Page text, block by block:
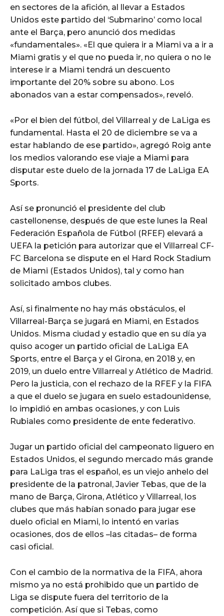
en sectores de la afición, al llevar a Estados
Unidos este partido del ‘Submarino’ como local
ante el Barça, pero anunció dos medidas
«fundamentales». «El que quiera ir a Miami va a ir a
Miami gratis y el que no pueda ir, no quiera o no le
interese ir a Miami tendrá un descuento
importante del 20% sobre su abono. Los
abonados van a estar compensados», reveló.
«Por el bien del fútbol, del Villarreal y de LaLiga es
fundamental. Hasta el 20 de diciembre se va a
estar hablando de ese partido», agregó Roig ante
los medios valorando ese viaje a Miami para
disputar este duelo de la jornada 17 de LaLiga EA
Sports.
Así se pronunció el presidente del club
castellonense, después de que este lunes la Real
Federación Española de Fútbol (RFEF) elevará a
UEFA la petición para autorizar que el Villarreal CF-
FC Barcelona se dispute en el Hard Rock Stadium
de Miami (Estados Unidos), tal y como han
solicitado ambos clubes.
Así, si finalmente no hay más obstáculos, el
Villarreal-Barça se jugará en Miami, en Estados
Unidos. Misma ciudad y estadio que en su día ya
quiso acoger un partido oficial de LaLiga EA
Sports, entre el Barça y el Girona, en 2018 y, en
2019, un duelo entre Villarreal y Atlético de Madrid.
Pero la justicia, con el rechazo de la RFEF y la FIFA
a que el duelo se jugara en suelo estadounidense,
lo impidió en ambas ocasiones, y con Luis
Rubiales como presidente de ente federativo.
Jugar un partido oficial del campeonato liguero en
Estados Unidos, el segundo mercado más grande
para LaLiga tras el español, es un viejo anhelo del
presidente de la patronal, Javier Tebas, que de la
mano de Barça, Girona, Atlético y Villarreal, los
clubes que más habían sonado para jugar ese
duelo oficial en Miami, lo intentó en varias
ocasiones, dos de ellos –las citadas– de forma
casi oficial.
Con el cambio de la normativa de la FIFA, ahora
mismo ya no está prohibido que un partido de
Liga se dispute fuera del territorio de la
competición. Así que si Tebas, como